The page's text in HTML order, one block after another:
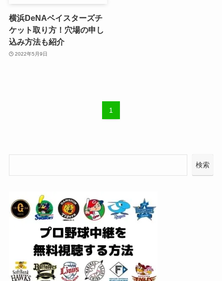
横浜DeNAベイスターズチ
ケット取り方！穴場の申し
込み方法も紹介
2022年5月9日
1
検索